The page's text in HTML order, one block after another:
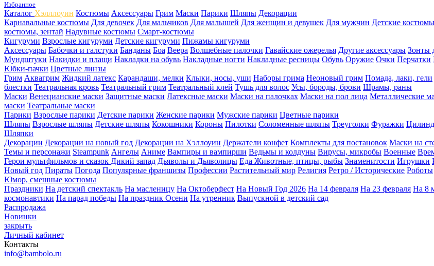
Избранное
Каталог Хэлллоуин Костюмы Аксессуары Грим Маски Парики Шляпы Декорации
Карнавальные костюмы Для девочек Для мальчиков Для малышей Для женщин и девушек Для мужчин Детские костюмы
костюмы, зентай Надувные костюмы Смарт-костюмы
Кигуруми Взрослые кигуруми Детские кигуруми Пижамы кигуруми
Аксессуары Бабочки и галстуки Банданы Боа Веера Волшебные палочки Гавайские ожерелья Другие аксессуары Зонты
Мундштуки Накидки и плащи Накладки на обувь Накладные ногти Накладные ресницы Обувь Оружие Очки Перчатки
Юбки-пачки Цветные линзы
Грим Аквагрим Жидкий латекс Карандаши, мелки Клыки, носы, уши Наборы грима Неоновый грим Помада, лаки, гели
блестки Театральная кровь Театральный грим Театральный клей Тушь для волос Усы, бороды, брови Шрамы, раны
Маски Венецианские маски Защитные маски Латексные маски Маски на палочках Маски на пол лица Металлические
маски Театральные маски
Парики Взрослые парики Детские парики Женские парики Мужские парики Цветные парики
Шляпы Взрослые шляпы Детские шляпы Кокошники Короны Пилотки Соломенные шляпы Треуголки Фуражки
Шляпки
Декорации Декорации на новый год Декорации на Хэллоуин Держатели конфет Комплекты для постановок Маски на
Темы и персонажи Steampunk Ангелы Аниме Вампиры и вампирши Ведьмы и колдуны Вирусы, микробы Военные
Герои мультфильмов и сказок Дикий запад Дьяволы и Дьяволицы Еда Животные, птицы, рыбы Знаменитости Игрушки
Новый год Пираты Погода Популярные франшизы Профессии Растительный мир Религия Ретро / Исторические Роботы
Юмор, смешные костюмы
Праздники На детский спектакль На масленицу На Октоберфест На Новый Год 2026 На 14 февраля На 23 февраля На 8
космонавтики На парад победы На праздник Осени На утренник Выпускной в детский сад
Распродажа
Новинки
закрыть
Личный кабинет
Контакты
info@bambolo.ru